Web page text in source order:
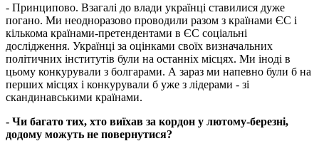
- Принципово. Взагалі до влади українці ставилися дуже
погано. Ми неодноразово проводили разом з країнами ЄС і
кількома країнами-претендентами в ЄС соціальні
дослідження. Українці за оцінками своїх визначальних
політичних інститутів були на останніх місцях. Ми іноді в
цьому конкурували з болгарами. А зараз ми напевно були б на
перших місцях і конкурували б уже з лідерами - зі
скандинавськими країнами.
- Чи багато тих, хто виїхав за кордон у лютому-березні,
додому можуть не повернутися?